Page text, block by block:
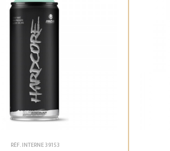
RÉF. INTERNE 39153